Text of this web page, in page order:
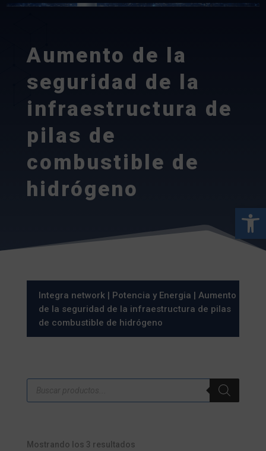
Abrir
Aumento de la
seguridad de la
infraestructura de
pilas de
combustible de
hidrógeno
Integra network| Potencia y Energia | Aumento
de la seguridad de la infraestructura de pilas
de combustible de hidrógeno
Búsqueda
Mostrando los 3 resultados